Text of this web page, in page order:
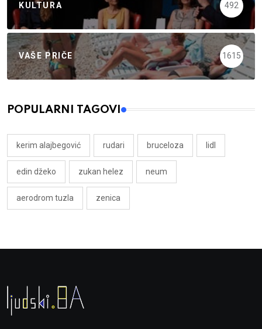
KULTURA 492
VAŠE PRIČE 1615
POPULARNI TAGOVI
kerim alajbegović rudari bruceloza lidl
edin džeko zukan helez neum
aerodrom tuzla zenica